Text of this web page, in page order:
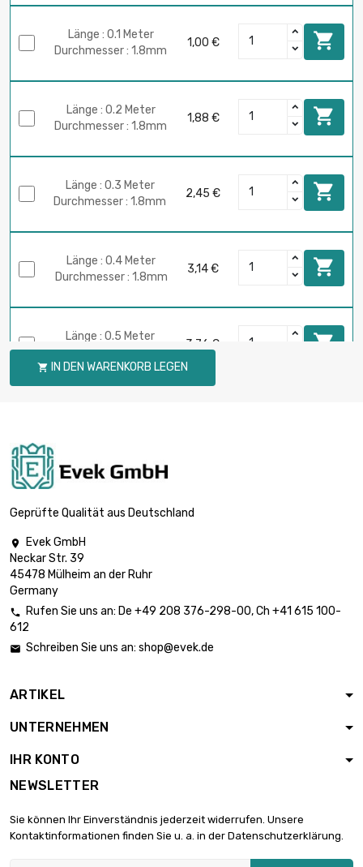
Länge : 0.1 Meter
Durchmesser : 1.8mm
1,00 € 
Länge : 0.2 Meter
Durchmesser : 1.8mm
1,88 € 
Länge : 0.3 Meter
Durchmesser : 1.8mm
2,45 € 
Länge : 0.4 Meter
Durchmesser : 1.8mm
3,14 € 
Länge : 0.5 Meter
Durchmesser : 1.8mm
3,76 € 
Länge : 0.02 Meter
Durchmesser : 4mm
Durchmesser : 4mm
1,11 €
Durchmesser : 4mm
Länge : 0.2 Meter
 IN DEN WARENKORB LEGEN
Geprüfte Qualität aus Deutschland

Evek GmbH
Neckar Str. 39
45478 Mülheim an der Ruhr
Germany
 Rufen Sie uns an: De +49 208 376-298-00, Ch +41 615 100-
612
 Schreiben Sie uns an: shop@evek.de
ARTIKEL
UNTERNEHMEN
IHR KONTO
NEWSLETTER
Sie können Ihr Einverständnis jederzeit widerrufen. Unsere
Kontaktinformationen finden Sie u. a. in der Datenschutzerklärung.